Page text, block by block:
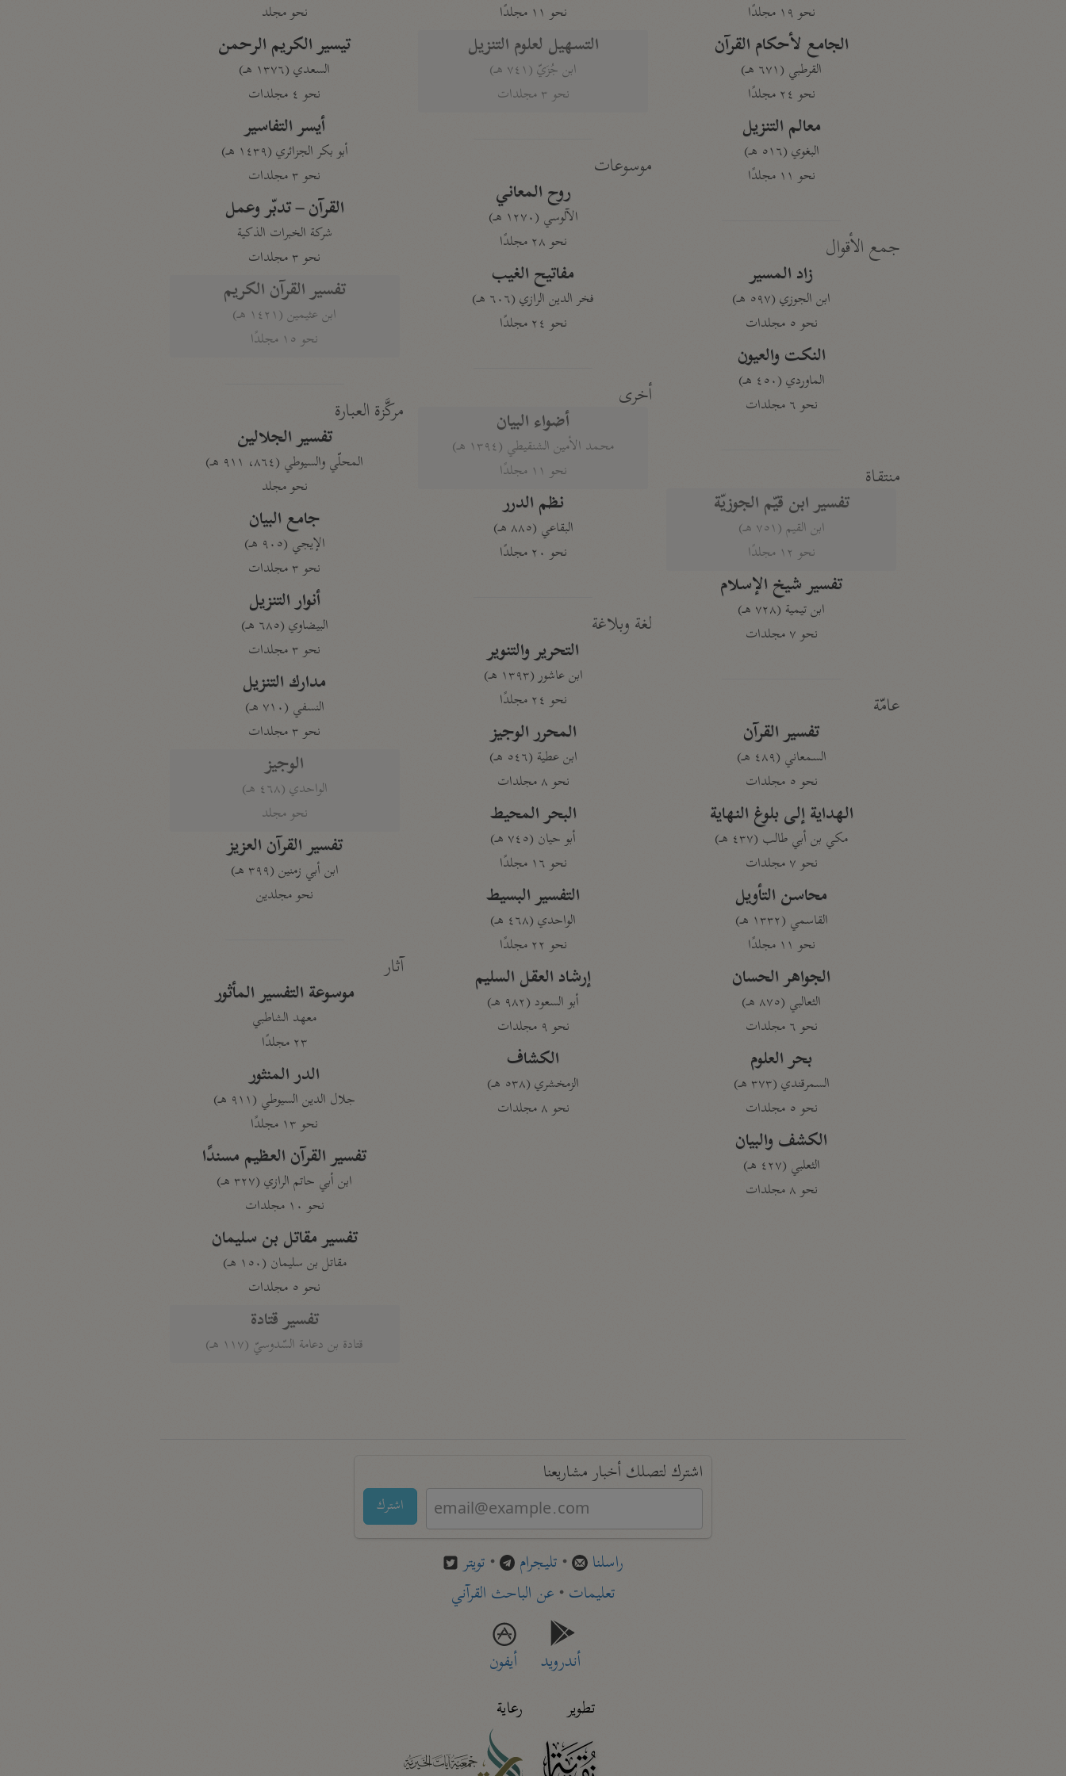
نحو ١٩ مجلدًا
الجامع لأحكام القرآن
القرطبي (٦٧١ هـ)
نحو ٢٤ مجلدًا
معالم التنزيل
البغوي (٥١٦ هـ)
نحو ١١ مجلدًا
جمع الأقوال
زاد المسير
ابن الجوزي (٥٩٧ هـ)
نحو ٥ مجلدات
النكت والعيون
الماوردي (٤٥٠ هـ)
نحو ٦ مجلدات
منتقاة
تفسير ابن قيّم الجوزيّة
ابن القيم (٧٥١ هـ)
نحو ١٢ مجلدًا
تفسير شيخ الإسلام
ابن تيمية (٧٢٨ هـ)
نحو ٧ مجلدات
عامّة
تفسير القرآن
السمعاني (٤٨٩ هـ)
نحو ٥ مجلدات
الهداية إلى بلوغ النهاية
مكي بن أبي طالب (٤٣٧ هـ)
نحو ٧ مجلدات
محاسن التأويل
القاسمي (١٣٣٢ هـ)
نحو ١١ مجلدًا
الجواهر الحسان
الثعالبي (٨٧٥ هـ)
نحو ٦ مجلدات
بحر العلوم
السمرقندي (٣٧٣ هـ)
نحو ٥ مجلدات
الكشف والبيان
الثعلبي (٤٢٧ هـ)
نحو ٨ مجلدات
نحو ١١ مجلدًا
التسهيل لعلوم التنزيل
ابن جُزَيّ (٧٤١ هـ)
نحو ٣ مجلدات
موسوعات
روح المعاني
الآلوسي (١٢٧٠ هـ)
نحو ٢٨ مجلدًا
مفاتيح الغيب
فخر الدين الرازي (٦٠٦ هـ)
نحو ٢٤ مجلدًا
أخرى
أضواء البيان
محمد الأمين الشنقيطي (١٣٩٤ هـ)
نحو ١١ مجلدًا
نظم الدرر
البقاعي (٨٨٥ هـ)
نحو ٢٠ مجلدًا
لغة وبلاغة
التحرير والتنوير
ابن عاشور (١٣٩٣ هـ)
نحو ٢٤ مجلدًا
المحرر الوجيز
ابن عطية (٥٤٦ هـ)
نحو ٨ مجلدات
البحر المحيط
أبو حيان (٧٤٥ هـ)
نحو ١٦ مجلدًا
التفسير البسيط
الواحدي (٤٦٨ هـ)
نحو ٢٢ مجلدًا
إرشاد العقل السليم
أبو السعود (٩٨٢ هـ)
نحو ٩ مجلدات
الكشاف
الزمخشري (٥٣٨ هـ)
نحو ٨ مجلدات
نحو مجلد
تيسير الكريم الرحمن
السعدي (١٣٧٦ هـ)
نحو ٤ مجلدات
أيسر التفاسير
أبو بكر الجزائري (١٤٣٩ هـ)
نحو ٣ مجلدات
القرآن – تدبّر وعمل
شركة الخبرات الذكية
نحو ٣ مجلدات
تفسير القرآن الكريم
ابن عثيمين (١٤٢١ هـ)
نحو ١٥ مجلدًا
مركَّزة العبارة
تفسير الجلالين
المحلّي والسيوطي (٨٦٤، ٩١١ هـ)
نحو مجلد
جامع البيان
الإيجي (٩٠٥ هـ)
نحو ٣ مجلدات
أنوار التنزيل
البيضاوي (٦٨٥ هـ)
نحو ٣ مجلدات
مدارك التنزيل
النسفي (٧١٠ هـ)
نحو ٣ مجلدات
الوجيز
الواحدي (٤٦٨ هـ)
نحو مجلد
تفسير القرآن العزيز
ابن أبي زمنين (٣٩٩ هـ)
نحو مجلدين
آثار
موسوعة التفسير المأثور
معهد الشاطبي
٢٣ مجلدًا
الدر المنثور
جلال الدين السيوطي (٩١١ هـ)
نحو ١٣ مجلدًا
تفسير القرآن العظيم مسندًا
ابن أبي حاتم الرازي (٣٢٧ هـ)
نحو ١٠ مجلدات
تفسير مقاتل بن سليمان
مقاتل بن سليمان (١٥٠ هـ)
نحو ٥ مجلدات
تفسير قتادة
قتادة بن دعامة السّدوسيّ (١١٧ هـ)
اشترك لتصلك أخبار مشاريعنا
اشترك
راسلنا • تليجرام • تويتر
تعليمات• عن الباحث القرآني
أندرويد
أيفون
تطوير
رعاية